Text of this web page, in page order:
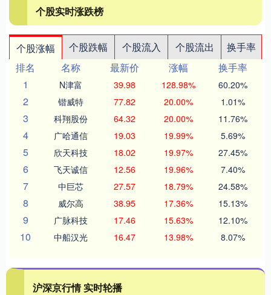
个股实时涨跌榜
个股涨幅 个股跌幅 个股流入 个股流出
换手率
排名
名称 最新价 涨幅
换手率
1
N津富 39.98 128.98% 60.20%
2 锴威特 77.82 20.00% 1.01%
3 科翔股份 64.32 20.00% 11.76%
4 广哈通信 19.03 19.99% 5.69%
5 欣天科技 18.02 19.97% 27.45%
6 飞天诚信 12.56 19.96% 7.40%
7 中巨芯 27.57 18.79% 24.58%
8 威尔高 38.95 17.36% 15.13%
9 广脉科技 17.46 15.63% 12.10%
10 中船汉光 16.47 13.98% 8.07%
沪深京行情 实时轮播